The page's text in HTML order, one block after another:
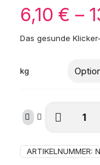
6,10 € –
Das gesunde
kg
ARTIKELNUMMER: